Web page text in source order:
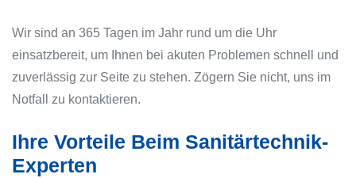
Wir sind an 365 Tagen im Jahr rund um die Uhr
einsatzbereit, um Ihnen bei akuten Problemen schnell und
zuverlässig zur Seite zu stehen. Zögern Sie nicht, uns im
Notfall zu kontaktieren.
Ihre Vorteile Beim Sanitärtechnik-
Experten